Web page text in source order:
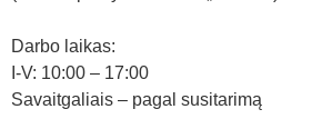
Darbo laikas:
I-V: 10:00 – 17:00
Savaitgaliais – pagal susitarimą